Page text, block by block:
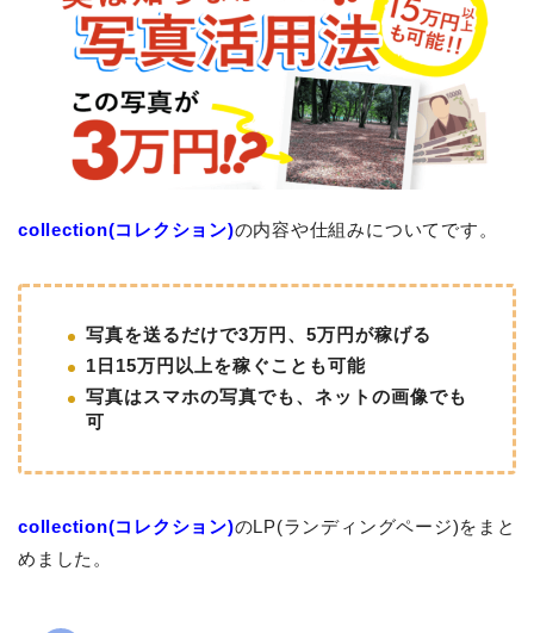
collection(コレクション)の内容や仕組みについてです。
写真を送るだけで3万円、5万円が稼げる
1日15万円以上を稼ぐことも可能
写真はスマホの写真でも、ネットの画像でも
可
collection(コレクション)のLP(ランディングページ)をまと
めました。